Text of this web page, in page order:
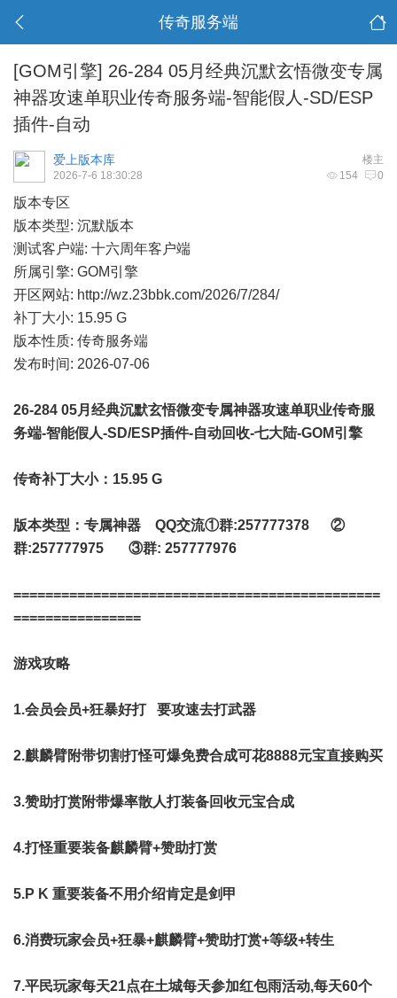
传奇服务端
[GOM引擎] 26-284 05月经典沉默玄悟微变专属
神器攻速单职业传奇服务端-智能假人-SD/ESP
插件-自动
楼主
爱上版本库
154 0
2026-7-6 18:30:28
版本专区
版本类型: 沉默版本
测试客户端: 十六周年客户端
所属引擎: GOM引擎
开区网站: http://wz.23bbk.com/2026/7/284/
补丁大小: 15.95 G
版本性质: 传奇服务端
发布时间: 2026-07-06
26-284 05月经典沉默玄悟微变专属神器攻速单职业传奇服
务端-智能假人-SD/ESP插件-自动回收-七大陆-GOM引擎
传奇补丁大小：15.95 G
版本类型：专属神器 QQ交流①群:257777378 ②
群:257777975 ③群: 257777976
==============================================
================
游戏攻略
1.会员会员+狂暴好打 要攻速去打武器
2.麒麟臂附带切割打怪可爆免费合成可花8888元宝直接购买
3.赞助打赏附带爆率散人打装备回收元宝合成
4.打怪重要装备麒麟臂+赞助打赏
5.P K 重要装备不用介绍肯定是剑甲
6.消费玩家会员+狂暴+麒麟臂+赞助打赏+等级+转生
7.平民玩家每天21点在土城每天参加红包雨活动,每天60个